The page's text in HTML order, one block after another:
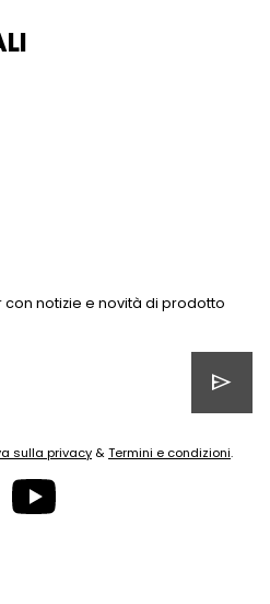
notizie e novità di prodotto
send
sulla privacy &Termini e condizioni.